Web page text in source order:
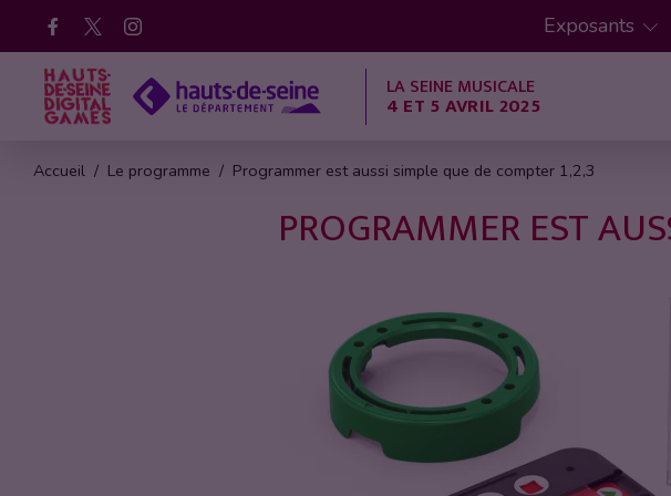
Facebook Exposants
LA SEINE MUSICALE
4 ET 5 AVRIL 2025
Accueil Le programme Programmer est aussi simple que de compter 1,2,3
PROGRAMMER EST